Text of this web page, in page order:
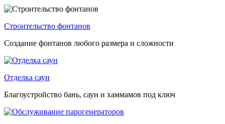
Строительство фонтанов
Создание фонтанов любого размера и сложности
Отделка саун
Благоустройство бань, саун и хаммамов под ключ